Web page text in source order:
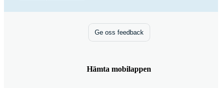
Ge oss feedback
Hämta mobilappen